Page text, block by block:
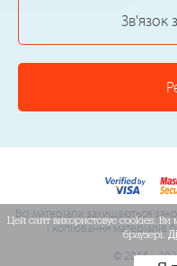
Зв'язок
Всі матеріали захищаються
і копіювання
© 2015 -
Цей сайт використовує cookies. Ви
браузері.